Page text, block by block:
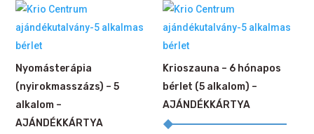
Nyomásterápia
(nyirokmasszázs) – 5
alkalom –
AJÁNDÉKKÁRTYA
Krioszauna – 6 hónapos
bérlet (5 alkalom) –
AJÁNDÉKKÁRTYA